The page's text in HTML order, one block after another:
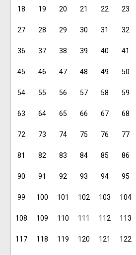
18 19 20 21 22 23
27 28 29 30 31 32
36 37 38 39 40 41
45 46 47 48 49 50
54 55 56 57 58 59
63 64 65 66 67 68
72 73 74 75 76 77
81 82 83 84 85 86
90 91 92 93 94 95
99 100 101 102 103 104
108 109 110 111 112 113
117 118 119 120 121 122